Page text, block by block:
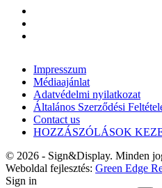
Impresszum
Médiaajánlat
Adatvédelmi nyilatkozat
Általános Szerződési
Contact us
HOZZÁSZÓLÁSOK
© 2026 - Sign&Display. Minden
Weboldal fejlesztés: Green Edge
Sign in